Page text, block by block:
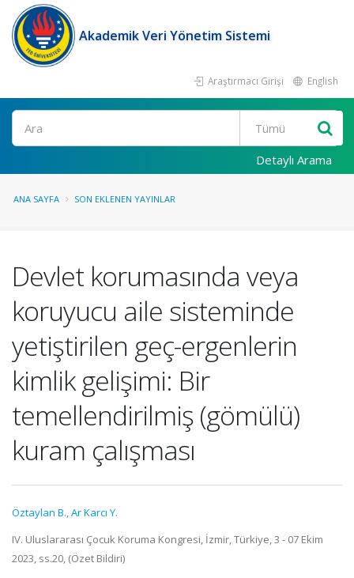
Akademik Veri Yönetim Sistemi
Araştırmacı Girişi English
Ara
Detaylı Arama
ANA SAYFA SON EKLENEN YAYINLAR
Devlet korumasında veya
koruyucu aile sisteminde
yetiştirilen geç-ergenlerin
kimlik gelişimi: Bir
temellendirilmiş (gömülü)
kuram çalışması
Öztaylan B.,Ar Karcı Y.
IV. Uluslararası Çocuk Koruma Kongresi, İzmir, Türkiye, 3 - 07 Ekim
2023, ss.20, (Özet Bildiri)